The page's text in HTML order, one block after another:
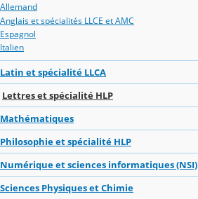
Allemand
Anglais et spécialités LLCE et AMC
Espagnol
Italien
Latin et spécialité LLCA
Lettres et spécialité HLP
Mathématiques
Philosophie et spécialité HLP
Numérique et sciences informatiques (NSI)
Sciences Physiques et Chimie